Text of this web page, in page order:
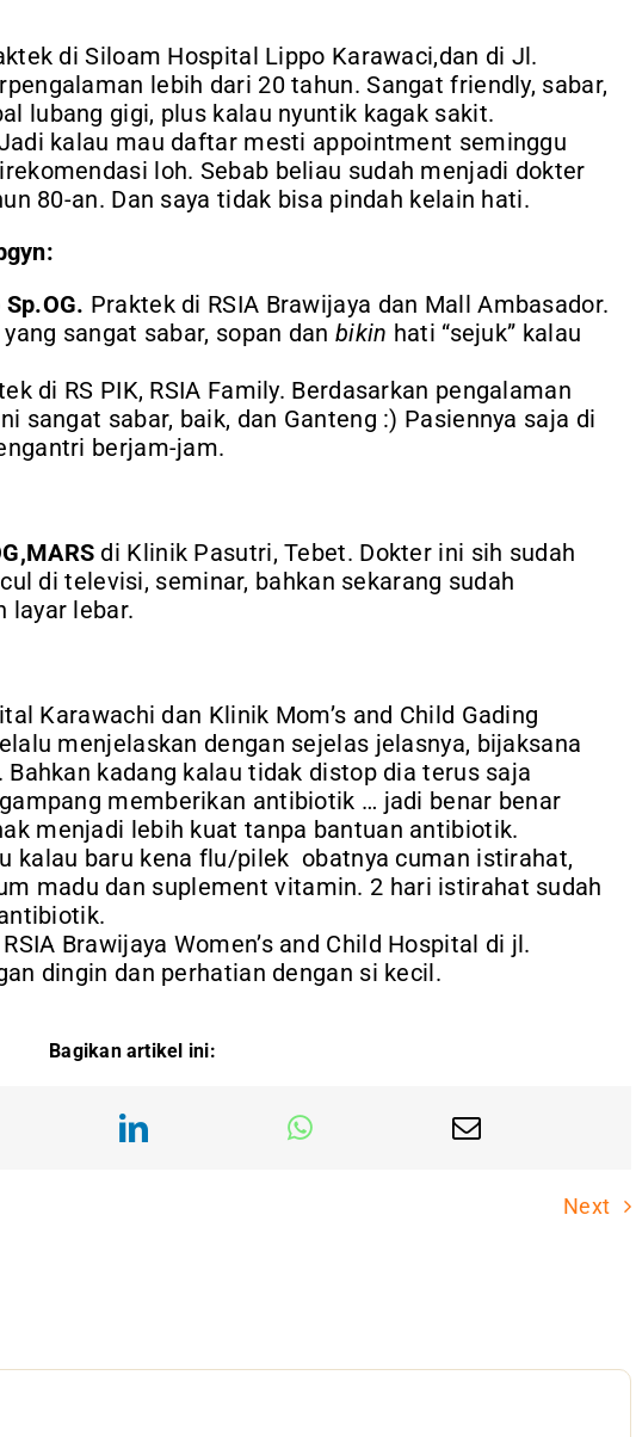
di Siloam Hospital Lippo Karawaci,dan di Jl.
lebih dari 20 tahun. Sangat friendly, sabar,
lubang gigi, plus kalau nyuntik kagak sakit.
kalau mau daftar mesti appointment seminggu
loh. Sebab beliau sudah menjadi dokter
80-an. Dan saya tidak bisa pindah kelain hati.
Praktek di RSIA Brawijaya dan Mall Ambasador.
sangat sabar, sopan dan bikin hati “sejuk” kalau
di RS PIK, RSIA Family. Berdasarkan pengalaman
sangat sabar, baik, dan Ganteng :) Pasiennya saja di
berjam-jam.
di Klinik Pasutri, Tebet. Dokter ini sih sudah
di televisi, seminar, bahkan sekarang sudah
layar lebar.
Karawachi dan Klinik Mom’s and Child Gading
menjelaskan dengan sejelas jelasnya, bijaksana
Bahkan kadang kalau tidak distop dia terus saja
memberikan antibiotik … jadi benar benar
menjadi lebih kuat tanpa bantuan antibiotik.
kalau baru kena flu/pilek obatnya cuman istirahat,
madu dan suplement vitamin. 2 hari istirahat sudah
Brawijaya Women’s and Child Hospital di jl.
dingin dan perhatian dengan si kecil.
Bagikan artikel ini:
Next